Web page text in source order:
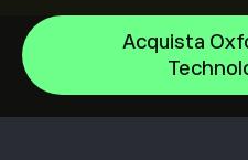
Acquista
NVIDIA Corporation
Amazon.com Inc